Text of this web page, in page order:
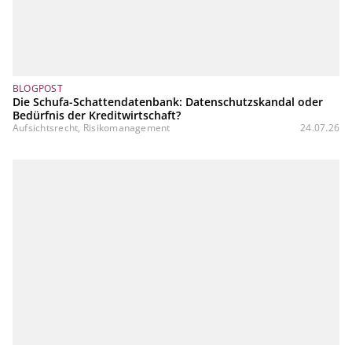
BLOGPOST
Die Schufa-Schattendatenbank: Datenschutzskandal oder
Bedürfnis der Kreditwirtschaft?
Aufsichtsrecht, Risikomanagement 24.07.26